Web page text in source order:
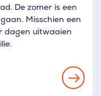
De zomer is een
Misschien een
dagen uitwaaien